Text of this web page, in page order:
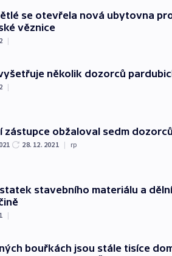
se otevřela nová ubytovna
věznice
|
vyšetřuje několik dozorců
|
zástupce obžaloval sedm
28. 12. 2021 | rp
stavebního materiálu a
|
bouřkách jsou stále tisíce